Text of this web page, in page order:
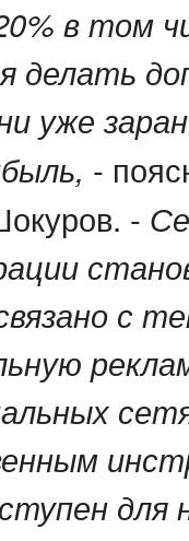
в том
делать
уже
-
-
с
для